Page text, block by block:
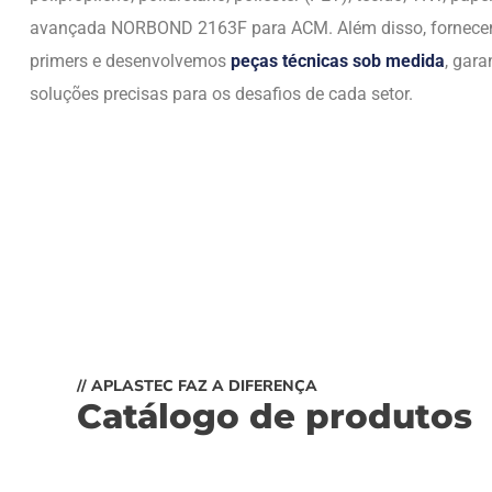
avançada NORBOND 2163F para ACM. Além disso,
primers e desenvolvemos peças técnicas sob medida,
soluções precisas para os desafios de cada setor.
// APLASTEC FAZ A DIFERENÇA
Catálogo de produtos